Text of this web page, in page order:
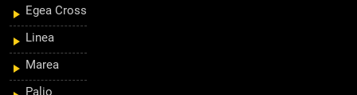
Egea Cross
Linea
Marea
Palio